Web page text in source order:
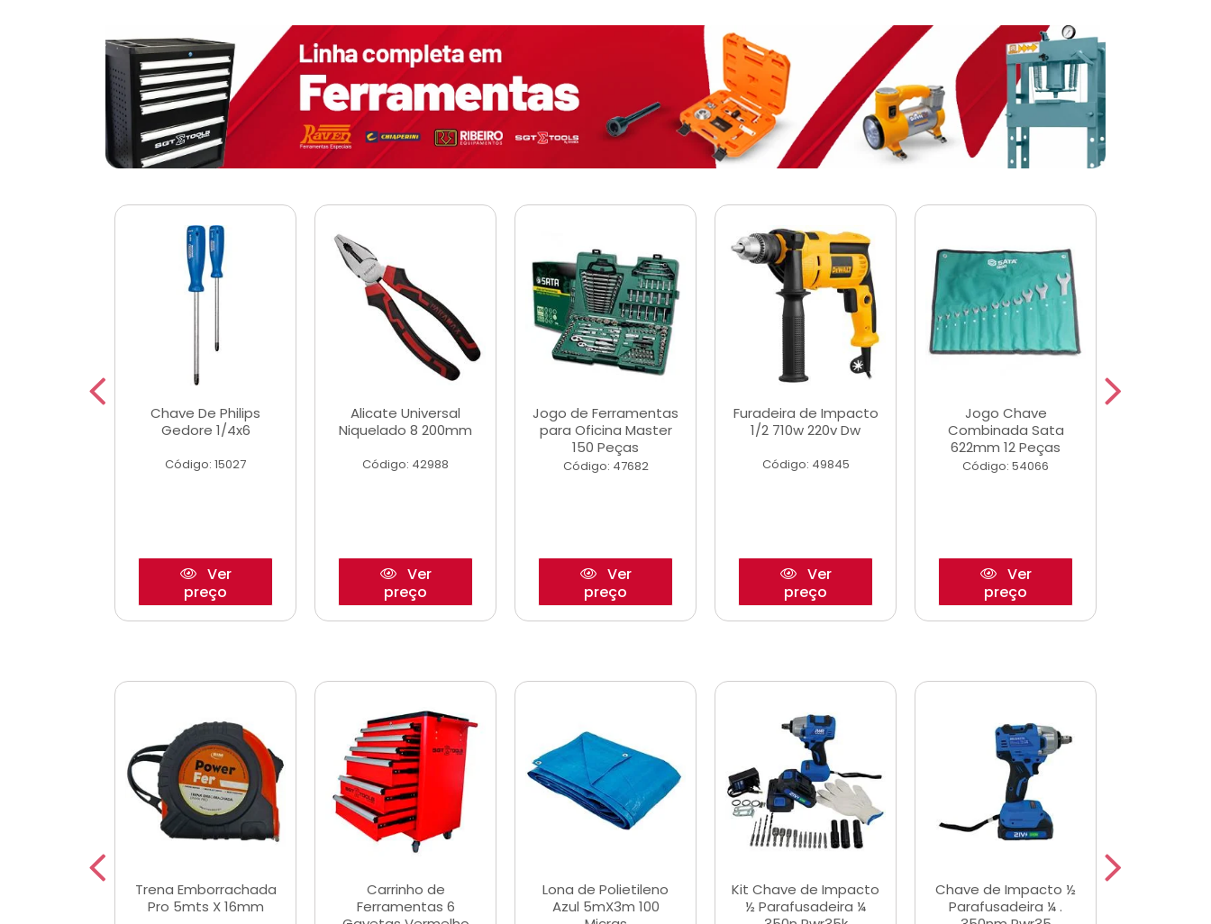
Chave De Philips
Gedore 1/4x6
Código: 15027
Ver
preço
Alicate Universal
Niquelado 8 200mm
Código: 42988
Ver
preço
Jogo de Ferramentas
para Oficina Master
150 Peças
Código: 47682
Ver
preço
Furadeira de Impacto
1/2 710w 220v Dw
Código: 49845
Ver
preço
Jogo Chave
Combinada Sata
622mm 12 Peças
Código: 54066
Ver
preço
Trena Emborrachada
Pro 5mts X 16mm
Carrinho de
Ferramentas 6
Lona de Polietileno
Azul 5mX3m 100
Kit Chave de Impacto
½ Parafusadeira ¼
Chave de Impacto ½
Parafusadeira ¼ .